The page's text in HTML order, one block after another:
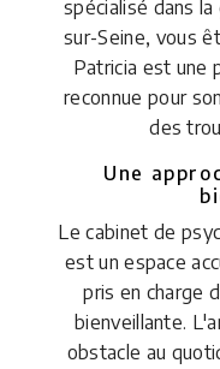
spécialisé dans
sur-Seine, vous
Patricia est une
reconnue pour
des
Une
Le cabinet de
est un espace
pris en charge
bienveillante.
obstacle au